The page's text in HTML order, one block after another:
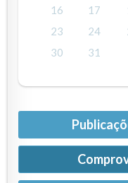
16
17
23
24
30
31